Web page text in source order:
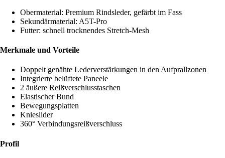
Obermaterial: Premium Rindsleder, gefärbt im Fass
Sekundärmaterial: A5T-Pro
Futter: schnell trocknendes Stretch-Mesh
Merkmale und Vorteile
Doppelt genähte Lederverstärkungen in den Aufprallzonen
Integrierte belüftete Paneele
2 äußere Reißverschlusstaschen
Elastischer Bund
Bewegungsplatten
Knieslider
360° Verbindungsreißverschluss
Profil